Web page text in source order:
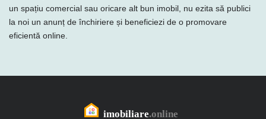
un spațiu comercial sau oricare alt bun imobil, nu ezita să publici
la noi un anunț de închiriere și beneficiezi de o promovare
eficientă online.